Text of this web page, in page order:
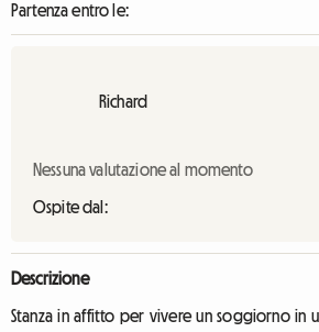
Partenza entro le:
Richard
Nessuna valutazione al momento
Ospite dal:
Descrizione
Stanza in affitto per vivere un soggiorno in